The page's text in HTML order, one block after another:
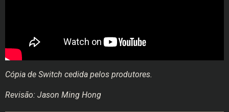
Cópia de Switch cedida pelos produtores.
Revisão: Jason Ming Hong